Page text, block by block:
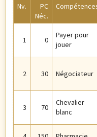
Nv.
PC
Néc.
1 0
Payer pour
jouer
2 30 Négociateur
3 70
Chevalier
blanc